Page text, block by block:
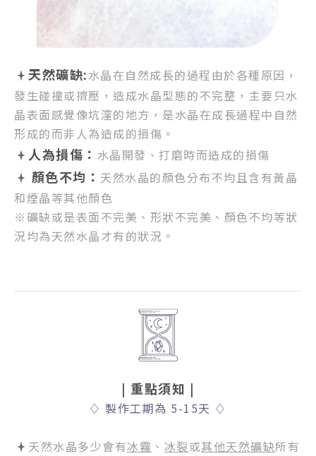
天然礦缺:水晶在自然成長的過程由於各種原因，
發生碰撞或擠壓， 造成水晶型態的不完整， 主要只水
晶表面感覺像坑漥的地方， 是水晶在成長過程中自然
形成的而非人為造成的損傷。
人為損傷： 水晶開發、打磨時而造成的損傷
顏色不均： 天然水晶的顏色分布不均且含有黃晶
和煙晶等其他顏色
※礦缺或是表面不完美、形狀不完美、顏色不均等狀
況均為天然水晶才有的狀況。
| 重點須知 |
♢ 製作工期為 5-15天 ♢
天然水晶多少會有冰霧 、 冰裂或其他天然礦缺所有